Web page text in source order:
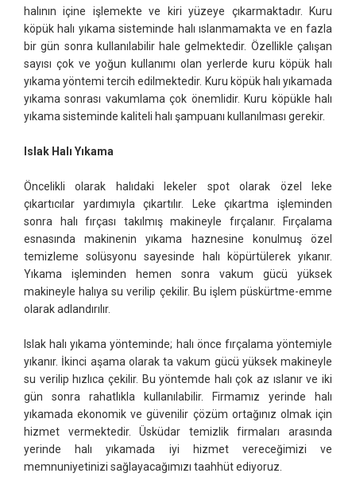
halının içine işlemekte ve kiri yüzeye çıkarmaktadır. Kuru
köpük halı yıkama sisteminde halı ıslanmamakta ve en fazla
bir gün sonra kullanılabilir hale gelmektedir. Özellikle çalışan
sayısı çok ve yoğun kullanımı olan yerlerde kuru köpük halı
yıkama yöntemi tercih edilmektedir. Kuru köpük halı yıkamada
yıkama sonrası vakumlama çok önemlidir. Kuru köpükle halı
yıkama sisteminde kaliteli halı şampuanı kullanılması gerekir.
Islak Halı Yıkama
Öncelikli olarak halıdaki lekeler spot olarak özel leke
çıkartıcılar yardımıyla çıkartılır. Leke çıkartma işleminden
sonra halı fırçası takılmış makineyle fırçalanır. Fırçalama
esnasında makinenin yıkama haznesine konulmuş özel
temizleme solüsyonu sayesinde halı köpürtülerek yıkanır.
Yıkama işleminden hemen sonra vakum gücü yüksek
makineyle halıya su verilip çekilir. Bu işlem püskürtme-emme
olarak adlandırılır.
Islak halı yıkama yönteminde; halı önce fırçalama yöntemiyle
yıkanır. İkinci aşama olarak ta vakum gücü yüksek makineyle
su verilip hızlıca çekilir. Bu yöntemde halı çok az ıslanır ve iki
gün sonra rahatlıkla kullanılabilir. Firmamız yerinde halı
yıkamada ekonomik ve güvenilir çözüm ortağınız olmak için
hizmet vermektedir. Üsküdar temizlik firmaları arasında
yerinde halı yıkamada iyi hizmet vereceğimizi ve
memnuniyetinizi sağlayacağımızı taahhüt ediyoruz.